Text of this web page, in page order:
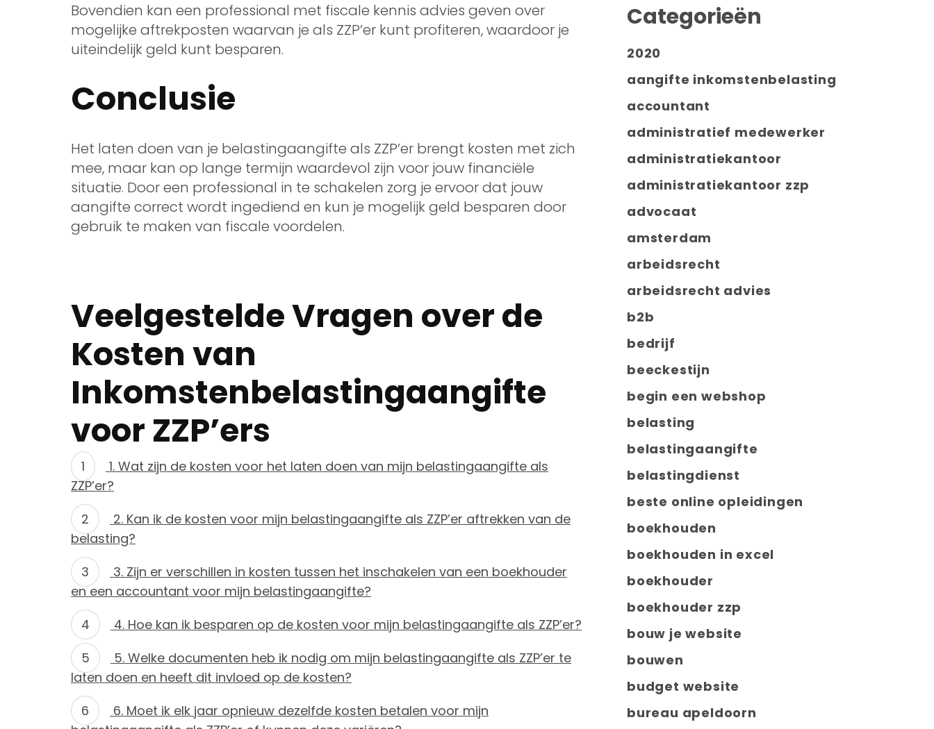
Bovendien kan een professional met fiscale kennis advies geven over
mogelijke aftrekposten waarvan je als ZZP’er kunt profiteren, waardoor je
uiteindelijk geld kunt besparen.
Conclusie
Het laten doen van je belastingaangifte als ZZP’er brengt kosten met zich
mee, maar kan op lange termijn waardevol zijn voor jouw financiële
situatie. Door een professional in te schakelen zorg je ervoor dat jouw
aangifte correct wordt ingediend en kun je mogelijk geld besparen door
gebruik te maken van fiscale voordelen.
Veelgestelde Vragen over de
Kosten van
Inkomstenbelastingaangifte
voor ZZP’ers
1. Wat zijn de kosten voor het laten doen van mijn belastingaangifte als
ZZP’er?
2. Kan ik de kosten voor mijn belastingaangifte als ZZP’er aftrekken van de
belasting?
3. Zijn er verschillen in kosten tussen het inschakelen van een boekhouder
en een accountant voor mijn belastingaangifte?
4. Hoe kan ik besparen op de kosten voor mijn belastingaangifte als ZZP’er?
5. Welke documenten heb ik nodig om mijn belastingaangifte als ZZP’er te
laten doen en heeft dit invloed op de kosten?
6. Moet ik elk jaar opnieuw dezelfde kosten betalen voor mijn
Categorieën
2020
aangifte inkomstenbelasting
accountant
administratief medewerker
administratiekantoor
administratiekantoor zzp
advocaat
amsterdam
arbeidsrecht
arbeidsrecht advies
b2b
bedrijf
beeckestijn
begin een webshop
belasting
belastingaangifte
belastingdienst
beste online opleidingen
boekhouden
boekhouden in excel
boekhouder
boekhouder zzp
bouw je website
bouwen
budget website
bureau apeldoorn